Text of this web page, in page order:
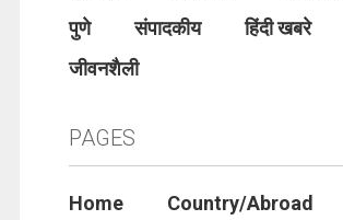
पुणे
संपादकीय
हिंदी खबरे
जीवनशैली
PAGES
Home Country/Abroad